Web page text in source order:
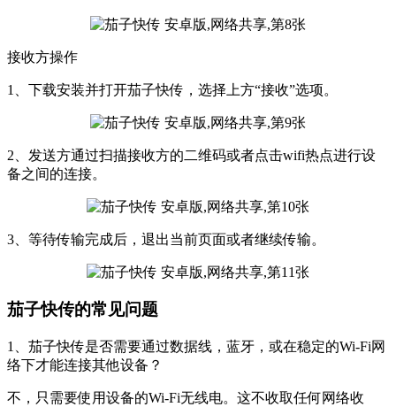
接收方操作
1、下载安装并打开茄子快传，选择上方“接收”选项。
2、发送方通过扫描接收方的二维码或者点击wifi热点进行设
备之间的连接。
3、等待传输完成后，退出当前页面或者继续传输。
茄子快传的常见问题
1、茄子快传是否需要通过数据线，蓝牙，或在稳定的Wi-Fi网
络下才能连接其他设备？
不，只需要使用设备的Wi-Fi无线电。这不收取任何网络收